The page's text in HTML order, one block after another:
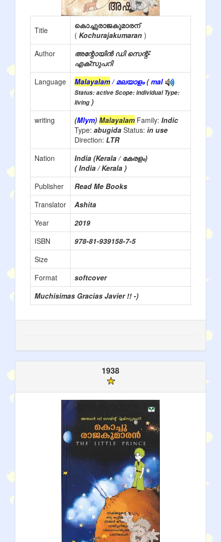
Title
കൊച്ചുരാജകുമാരന്
( Kochurajakumaran )
Author
അന്റോയിൻ ഡി സെന്റ്-
എക്സുപറി
Language
Malayalam/ മലയാളം(mal
Status: active Scope: individual Type:
living)
writing
(Mlym) Malayalam Family: Indic
Type: abugida Status: in use
Direction: LTR
Nation
India (Kerala / കേരളം)
( India / Kerala )
Publisher
Read Me Books
Translator
Ashita
Year
2019
ISBN
978-81-939158-7-5
Size
Format
softcover
Muchisimas Gracias Javier !! -)
1938